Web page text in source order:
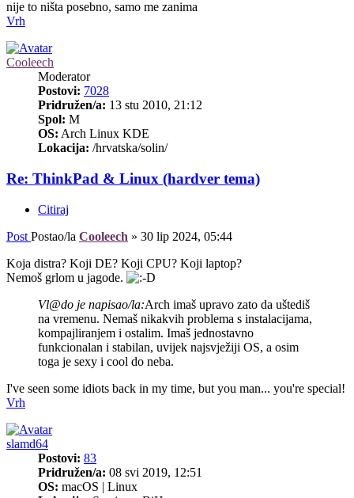
nije to ništa posebno, samo me zanima
Vrh
Cooleech
Moderator
Postovi: 7028
Pridružen/a: 13 stu 2010, 21:12
Spol: M
OS: Arch Linux KDE
Lokacija: /hrvatska/solin/
Re: ThinkPad & Linux (hardver tema)
Citiraj
Post Postao/la Cooleech » 30 lip 2024, 05:44
Koja distra? Koji DE? Koji CPU? Koji laptop?
Nemoš grlom u jagode.
Vl@do je napisao/la:Arch imaš upravo zato da uštediš
na vremenu. Nemaš nikakvih problema s instalacijama,
kompajliranjem i ostalim. Imaš jednostavno
funkcionalan i stabilan, uvijek najsvježiji OS, a osim
toga je sexy i cool do neba.
I've seen some idiots back in my time, but you man... you're special!
Vrh
slamd64
Postovi: 83
Pridružen/a: 08 svi 2019, 12:51
OS: macOS | Linux